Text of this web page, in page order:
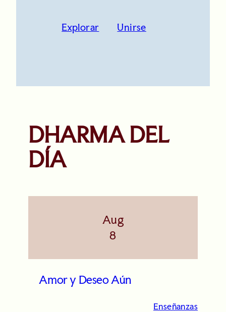
Explorar Unirse
DHARMA DEL
DÍA
Aug
8
Amor y Deseo Aún
Enseñanzas